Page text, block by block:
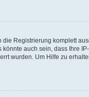
Registrierung komplett
auch sein, dass Ihre
wurden. Um Hilfe zu